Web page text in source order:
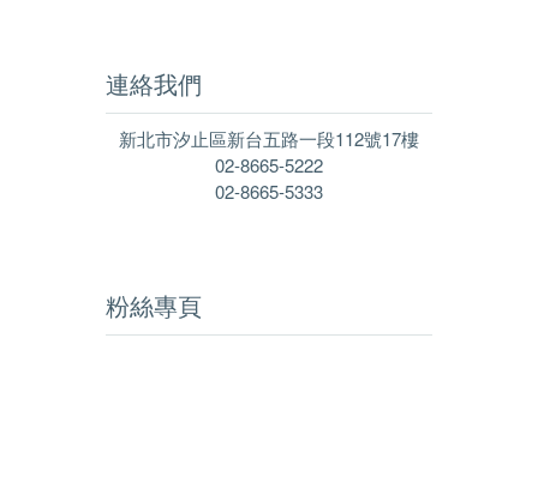
連絡我們
新北市汐止區新台五路一段112號17樓
02-8665-5222
02-8665-5333
粉絲專頁